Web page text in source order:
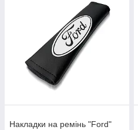
Накладки на ремінь "Ford"